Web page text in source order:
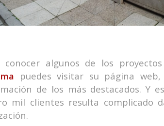
conocer algunos de los
puedes visitar su página
de los más destacados. Y
mil clientes resulta complicado